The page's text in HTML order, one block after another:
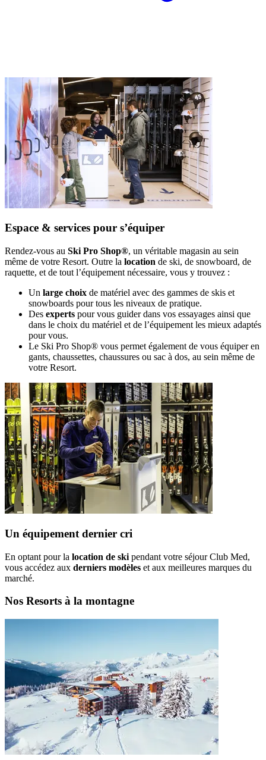
Espace & services pour s’équiper
Rendez-vous au Ski Pro Shop®, un véritable magasin au sein
même de votre Resort. Outre la location de ski, de snowboard, de
raquette, et de tout l’équipement nécessaire, vous y trouvez :
Un large choix de matériel avec des gammes de skis et
snowboards pour tous les niveaux de pratique.
Des experts pour vous guider dans vos essayages ainsi que
dans le choix du matériel et de l’équipement les mieux adaptés
pour vous.
Le Ski Pro Shop® vous permet également de vous équiper en
gants, chaussettes, chaussures ou sac à dos, au sein même de
votre Resort.
Un équipement dernier cri
En optant pour la location de ski pendant votre séjour Club Med,
vous accédez aux derniers modèles et aux meilleures marques du
marché.
Nos Resorts à la montagne